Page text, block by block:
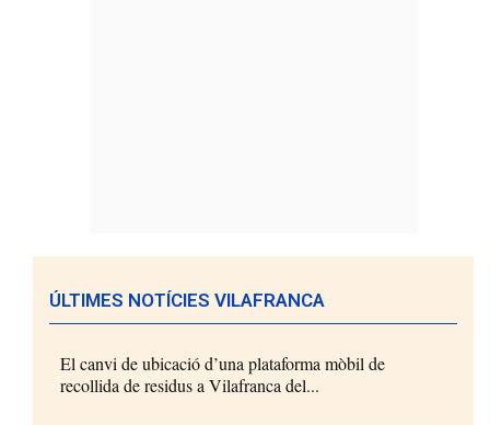
ÚLTIMES NOTÍCIES VILAFRANCA
El canvi de ubicació d’una plataforma mòbil de
recollida de residus a Vilafranca del...